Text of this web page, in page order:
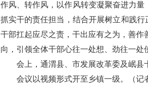
作风、转作风，以作风转变凝聚奋进力
抓实干的责任担当，结合开展树立和践
干部扛起应尽之责，干出应有之为，善
向，引领全体干部心往一处想、劲往一处
会上，通渭县、市发展改革委及岷县
会议以视频形式开至乡镇一级。（记